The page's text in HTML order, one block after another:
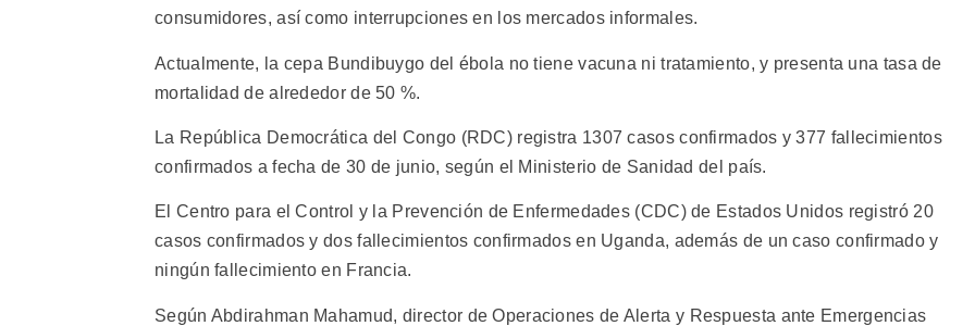
consumidores, así como interrupciones en los mercados informales.
Actualmente, la cepa Bundibuygo del ébola no tiene vacuna ni tratamiento, y presenta una tasa de
mortalidad de alrededor de 50 %.
La República Democrática del Congo (RDC) registra 1307 casos confirmados y 377 fallecimientos
confirmados a fecha de 30 de junio, según el Ministerio de Sanidad del país.
El Centro para el Control y la Prevención de Enfermedades (CDC) de Estados Unidos registró 20
casos confirmados y dos fallecimientos confirmados en Uganda, además de un caso confirmado y
ningún fallecimiento en Francia.
Según Abdirahman Mahamud, director de Operaciones de Alerta y Respuesta ante Emergencias